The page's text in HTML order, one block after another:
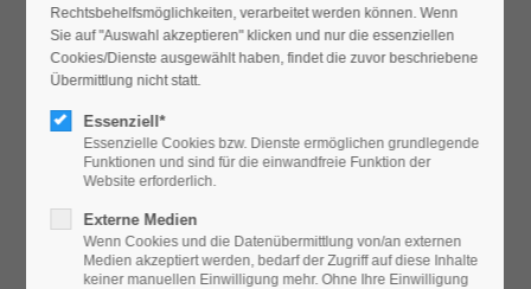
Rechtsbehelfsmöglichkeiten, verarbeitet werden können. Wenn
Sie auf "Auswahl akzeptieren" klicken und nur die essenziellen
Cookies/Dienste ausgewählt haben, findet die zuvor beschriebene
Übermittlung nicht statt.
Essenziell*
Essenzielle Cookies bzw. Dienste ermöglichen grundlegende
Funktionen und sind für die einwandfreie Funktion der
Website erforderlich.
Externe Medien
Wenn Cookies und die Datenübermittlung von/an externen
Medien akzeptiert werden, bedarf der Zugriff auf diese Inhalte
keiner manuellen Einwilligung mehr. Ohne Ihre Einwilligung